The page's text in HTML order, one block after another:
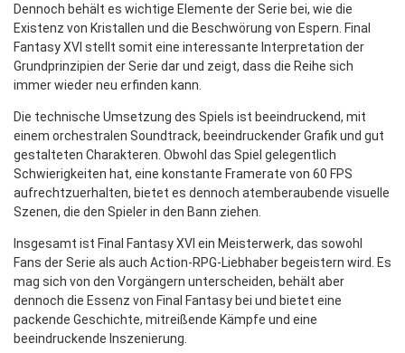
Dennoch behält es wichtige Elemente der Serie bei, wie die
Existenz von Kristallen und die Beschwörung von Espern. Final
Fantasy XVI stellt somit eine interessante Interpretation der
Grundprinzipien der Serie dar und zeigt, dass die Reihe sich
immer wieder neu erfinden kann.
Die technische Umsetzung des Spiels ist beeindruckend, mit
einem orchestralen Soundtrack, beeindruckender Grafik und gut
gestalteten Charakteren. Obwohl das Spiel gelegentlich
Schwierigkeiten hat, eine konstante Framerate von 60 FPS
aufrechtzuerhalten, bietet es dennoch atemberaubende visuelle
Szenen, die den Spieler in den Bann ziehen.
Insgesamt ist Final Fantasy XVI ein Meisterwerk, das sowohl
Fans der Serie als auch Action-RPG-Liebhaber begeistern wird. Es
mag sich von den Vorgängern unterscheiden, behält aber
dennoch die Essenz von Final Fantasy bei und bietet eine
packende Geschichte, mitreißende Kämpfe und eine
beeindruckende Inszenierung.